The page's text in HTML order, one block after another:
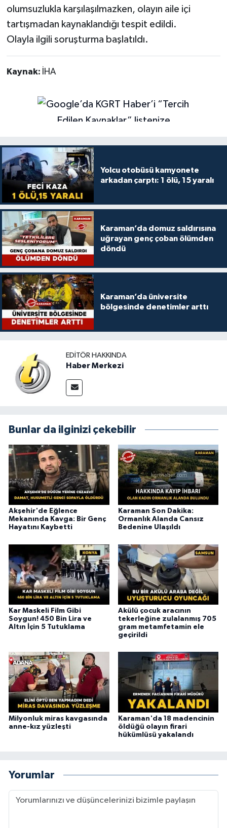
olumsuzlukla karşılaşılmazken, olayın aile içi
tartışmadan kaynaklandığı tespit edildi.
Olayla ilgili soruşturma başlatıldı.
Kaynak: İHA
Yolcu otobüsü kamyonete
arkadan çarptı: 1 ölü, 15 yaralı
Karaman’da domuz saldırısına
uğrayan genç çoban ölümden
döndü
Karaman’da üniversite
bölgesinde denetimler arttı
EDITÖR HAKKINDA
Haber Merkezi
Bunlar da ilginizi çekebilir
Akşehir'de Eğlence
Mekanında Kavga: Bir Genç
Hayatını Kaybetti
Karaman Son Dakika:
Ormanlık Alanda Cansız
Bedenine Ulaşıldı
Kar Maskeli Film Gibi
Soygun! 450 Bin Lira ve
Altın İçin 5 Tutuklama
Akülü çocuk aracının
tekerleğine zulalanmış 705
gram metamfetamin ele
geçirildi
Milyonluk miras kavgasında
anne-kız yüzleşti
Karaman'da 18 madencinin
öldüğü olayın firari
hükümlüsü yakalandı
Yorumlar